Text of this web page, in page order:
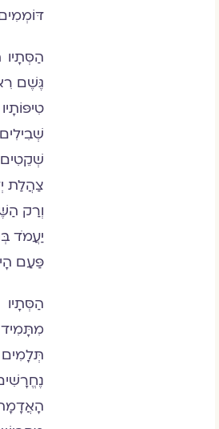
הַסְּתָיו
גֶּשֶׁם
צַהֲלַת
וְרַק
יַעֲמֹד
פַּעַם
מִתָּמִיד